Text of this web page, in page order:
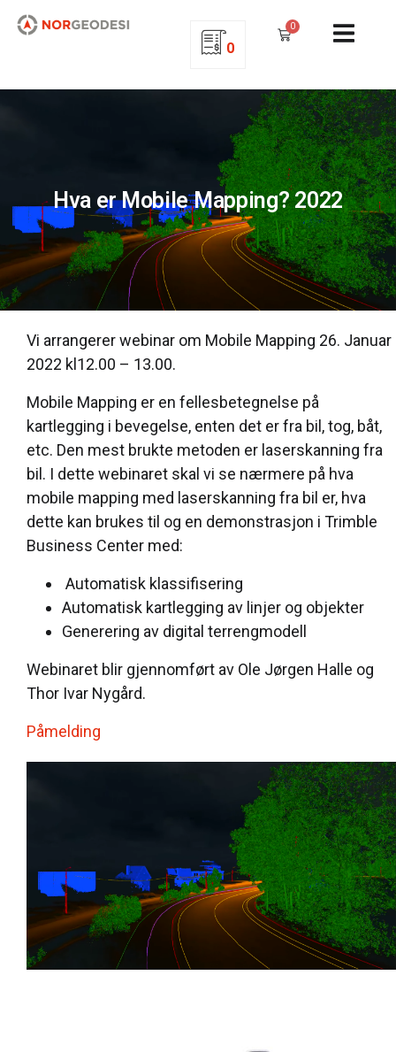
0
0
Hva er Mobile Mapping? 2022
Vi arrangerer webinar om Mobile Mapping 26. Januar
2022 kl12.00 – 13.00.
Mobile Mapping er en fellesbetegnelse på
kartlegging i bevegelse, enten det er fra bil, tog, båt,
etc. Den mest brukte metoden er laserskanning fra
bil. I dette webinaret skal vi se nærmere på hva
mobile mapping med laserskanning fra bil er, hva
dette kan brukes til og en demonstrasjon i Trimble
Business Center med:
Automatisk klassifisering
Automatisk kartlegging av linjer og objekter
Generering av digital terrengmodell
Webinaret blir gjennomført av Ole Jørgen Halle og
Thor Ivar Nygård.
Påmelding